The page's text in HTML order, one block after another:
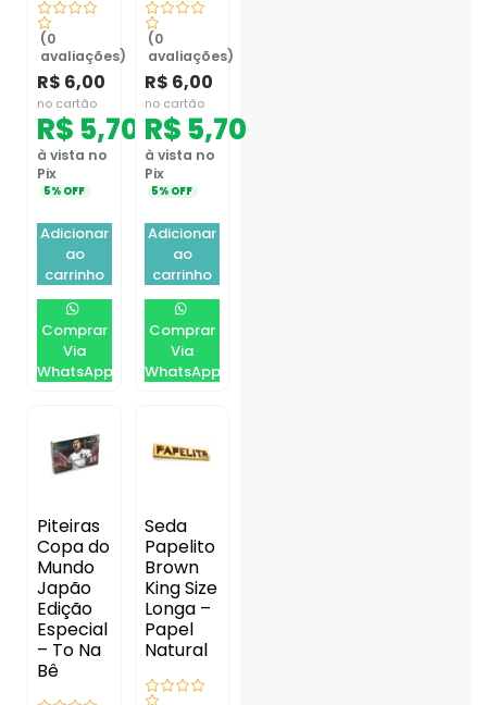
(0
avaliações)
R$ 6,00
no cartão
R$ 5,70
à vista no
Pix
5% OFF
Adicionar
ao
carrinho
Comprar
Via
WhatsApp
(0
avaliações)
R$ 6,00
no cartão
R$ 5,70
à vista no
Pix
5% OFF
Adicionar
ao
carrinho
Comprar
Via
WhatsApp
Piteiras
Copa do
Mundo
Japão
Edição
Especial
– To Na
Bê
Seda
Papelito
Brown
King Size
Longa –
Papel
Natural